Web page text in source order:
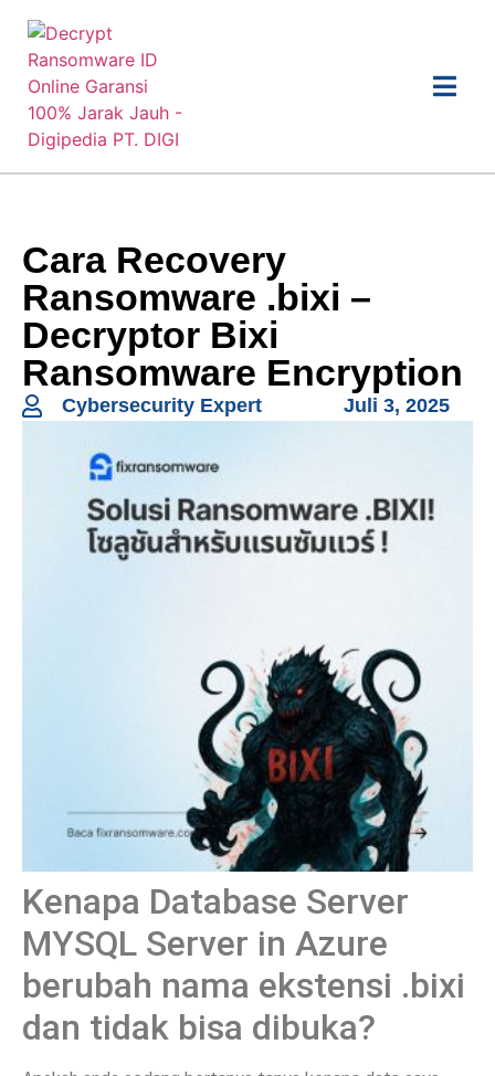
Cara Recovery
Ransomware .bixi –
Decryptor Bixi
Ransomware Encryption
Cybersecurity Expert Juli 3, 2025
Kenapa Database Server
MYSQL Server in Azure
berubah nama ekstensi .bixi
dan tidak bisa dibuka?